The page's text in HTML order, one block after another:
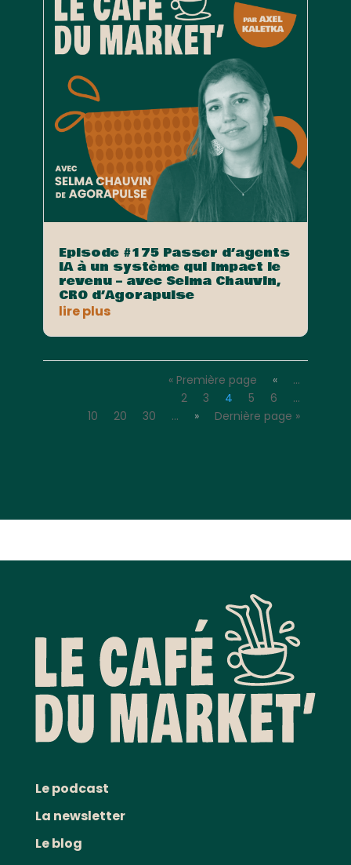
Episode #175 Passer d’agents
IA à un système qui impact le
revenu – avec Selma Chauvin,
CRO d’Agorapulse
lire plus
« Première page «
…
2
3 4 5 6
…
10
20 30 … » Dernière page »
Le podcast
La newsletter
Le blog